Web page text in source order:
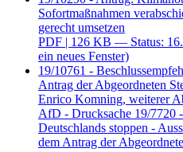
Sofortmaßnahmen
gerecht umsetzen
PDF | 126 KB — Status:
ein neues Fenster)
19/10761 -
Antrag der Abgeordneten
Enrico Komning, weiterer
AfD - Drucksache 19/7720
Deutschlands stoppen -
dem Antrag der